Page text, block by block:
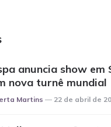
anuncia show em
nova turnê mundial
Martins 22 de abril de